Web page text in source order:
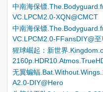
中南海保镖
VC.LPCM2.0-XQN@CMCT
中南海保镖
VC.LPCM2.0-FFansDIY@至
猩球崛起：新世界
无翼蝙蝠
A2.0-DIY@Hero